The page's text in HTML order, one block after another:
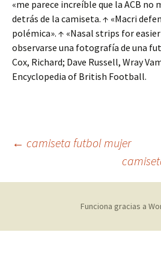
«me parece increíble que la ACB no
detrás de la camiseta. ↑ «Macri
polémica». ↑ «Nasal strips for
observarse una fotografía de una
Cox, Richard; Dave Russell, Wray
Encyclopedia of British Football.
Navegación
de
entradas
← camiseta futbol mujer
Funciona gracias a